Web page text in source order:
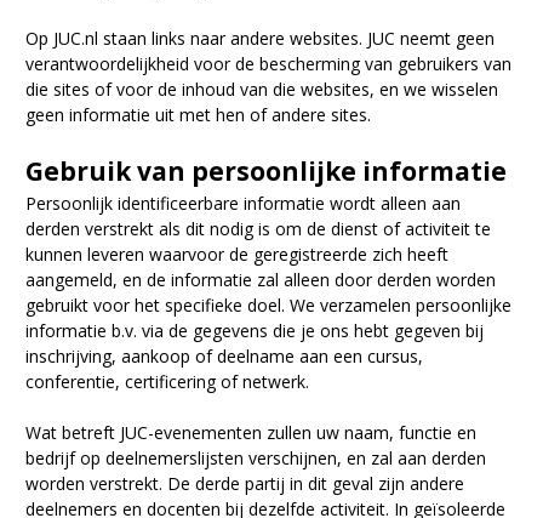
Op JUC.nl staan links naar andere websites. JUC neemt geen
verantwoordelijkheid voor de bescherming van gebruikers van
die sites of voor de inhoud van die websites, en we wisselen
geen informatie uit met hen of andere sites.
Gebruik van persoonlijke informatie
Persoonlijk identificeerbare informatie wordt alleen aan
derden verstrekt als dit nodig is om de dienst of activiteit te
kunnen leveren waarvoor de geregistreerde zich heeft
aangemeld, en de informatie zal alleen door derden worden
gebruikt voor het specifieke doel. We verzamelen persoonlijke
informatie b.v. via de gegevens die je ons hebt gegeven bij
inschrijving, aankoop of deelname aan een cursus,
conferentie, certificering of netwerk.
Wat betreft JUC-evenementen zullen uw naam, functie en
bedrijf op deelnemerslijsten verschijnen, en zal aan derden
worden verstrekt. De derde partij in dit geval zijn andere
deelnemers en docenten bij dezelfde activiteit. In geïsoleerde